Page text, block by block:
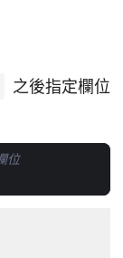
之後指定欄位